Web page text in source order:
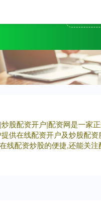
股配资开户|配资网是一家
供在线配资开户及炒股配
线配资炒股的便捷,还能关